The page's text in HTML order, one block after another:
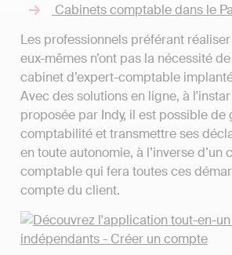
Cabinets comptable dans le
Les professionnels préférant
eux-mêmes n’ont pas la nécessité
cabinet d’expert-comptable
Avec des solutions en ligne, à
proposée par Indy, il est possible de
comptabilité et transmettre ses
en toute autonomie, à l’inverse d’un
comptable qui fera toutes ces
compte du client.